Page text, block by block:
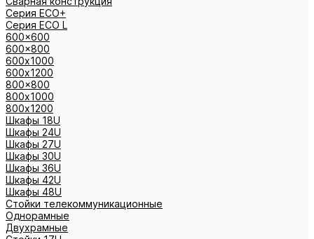
Серия ECO+
Серия ECO L
600x600
600x800
600х1000
600х1200
800x800
800х1000
800х1200
Шкафы 18U
Шкафы 24U
Шкафы 27U
Шкафы 30U
Шкафы 36U
Шкафы 42U
Шкафы 48U
Стойки телекоммуникационные
Однорамные
Двухрамные